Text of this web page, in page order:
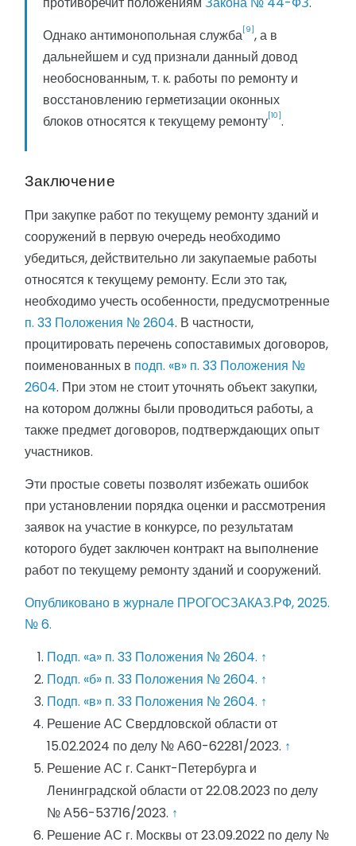
Однако антимонопольная служба[9], а в
дальнейшем и суд признали данный довод
необоснованным, т. к. работы по ремонту и
восстановлению герметизации оконных
блоков относятся к текущему ремонту[10].
Заключение
При закупке работ по текущему ремонту зданий и
сооружений в первую очередь необходимо
убедиться, действительно ли закупаемые работы
относятся к текущему ремонту. Если это так,
необходимо учесть особенности, предусмотренные
п. 33 Положения № 2604. В частности,
процитировать перечень сопоставимых договоров,
поименованных в подп. «в» п. 33 Положения №
2604. При этом не стоит уточнять объект закупки,
на котором должны были проводиться работы, а
также предмет договоров, подтверждающих опыт
участников.
Эти простые советы позволят избежать ошибок
при установлении порядка оценки и рассмотрения
заявок на участие в конкурсе, по результатам
которого будет заключен контракт на выполнение
работ по текущему ремонту зданий и сооружений.
Опубликовано в журнале ПРОГОСЗАКАЗ.РФ, 2025.
№ 6.
Подп. «а» п. 33 Положения № 2604. ↑
Подп. «б» п. 33 Положения № 2604. ↑
Подп. «в» п. 33 Положения № 2604. ↑
Решение АС Свердловской области от
15.02.2024 по делу № А60-62281/2023. ↑
Решение АС г. Санкт-Петербурга и
Ленинградской области от 22.08.2023 по делу
№ А56-53716/2023. ↑
Решение АС г. Москвы от 23.09.2022 по делу №